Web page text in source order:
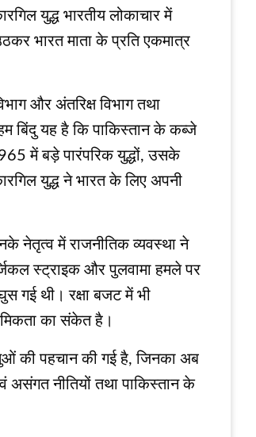
युद्ध भारतीय लोकाचार में
भारत माता के प्रति एकमात्र
और अंतरिक्ष विभाग तथा
बिंदु यह है कि पाकिस्तान के कब्जे
में बड़े पारंपरिक युद्धों, उसके
युद्ध ने भारत के लिए अपनी
नेतृत्व में राजनीतिक व्यवस्था ने
स्ट्राइक और पुलवामा हमले पर
गई थी। रक्षा बजट में भी
का संकेत है।
की पहचान की गई है, जिनका अब
असंगत नीतियों तथा पाकिस्तान के